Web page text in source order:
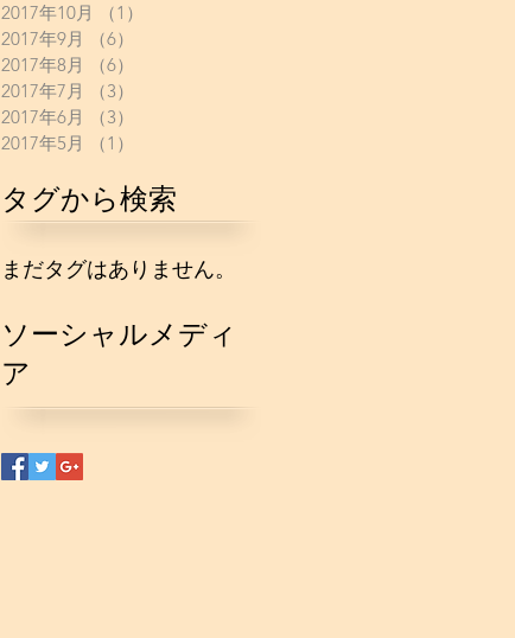
2017年10月
（1）
2017年9月
（6）
2017年8月
（6）
2017年7月
（3）
2017年6月
（3）
2017年5月
（1）
タグから検索
まだタグはありません。
ソーシャルメディ
ア